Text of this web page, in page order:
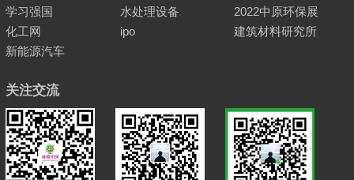
学习强国 水处理设备
2022中原环保展
化工网
ipo
建筑材料研究所
新能源汽车
关注交流